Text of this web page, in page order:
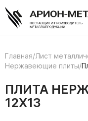
Главная/Лист
Нержавеющие плиты/
ПЛИТА
12Х13